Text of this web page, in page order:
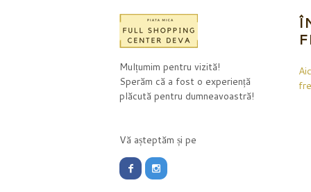
Mulțumim pentru vizită!
Sperăm că a fost o experiență
plăcută pentru dumneavoastră!
Vă așteptăm și pe